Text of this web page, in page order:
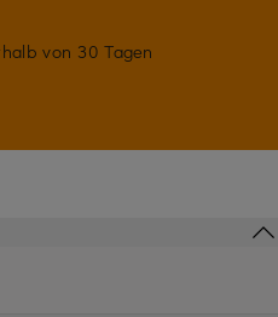
von 30 Tagen